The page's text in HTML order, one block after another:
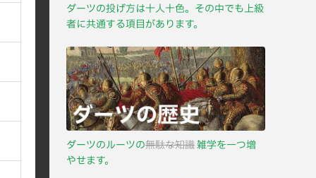
ダーツの投げ方は十人十色。その中でも上級
者に共通する項目があります。
ダーツのルーツの無駄な知識雑学を一つ増
やせます。